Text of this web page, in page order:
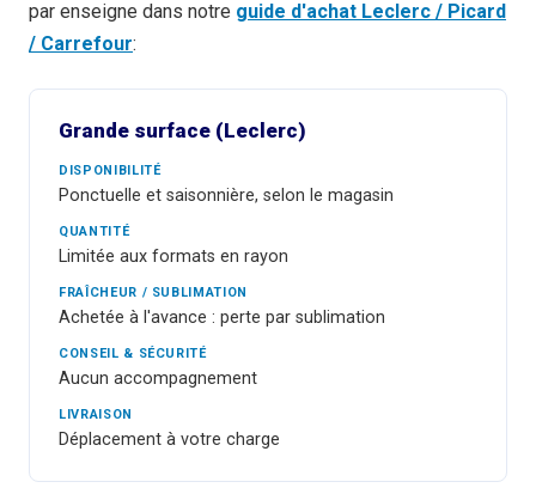
par enseigne dans notre guide d'achat Leclerc / Picard
/ Carrefour:
Grande surface (Leclerc)
DISPONIBILITÉ
Ponctuelle et saisonnière, selon le magasin
QUANTITÉ
Limitée aux formats en rayon
FRAÎCHEUR / SUBLIMATION
Achetée à l'avance : perte par sublimation
CONSEIL & SÉCURITÉ
Aucun accompagnement
LIVRAISON
Déplacement à votre charge